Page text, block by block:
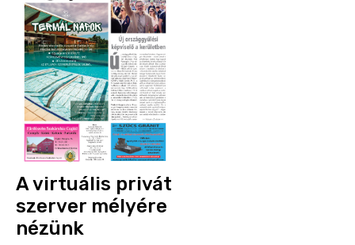
A virtuális privát
szerver mélyére
nézünk